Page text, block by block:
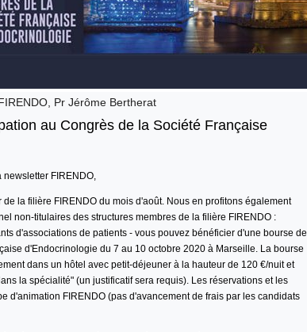
Pr Jérôme Bertherat
au Congrès de la Société Française
FIRENDO,
la filière FIRENDO du mois d'août. Nous en profitons également
non-titulaires des structures membres de la filière FIRENDO :
d'associations de patients - vous pouvez bénéficier d'une bourse de
d'Endocrinologie du 7 au 10 octobre 2020 à Marseille. La bourse
dans un hôtel avec petit-déjeuner à la hauteur de 120 €/nuit et
la spécialité" (un justificatif sera requis). Les réservations et les
d'animation FIRENDO (pas d'avancement de frais par les candidats